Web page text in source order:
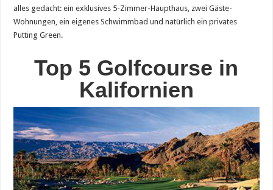
alles gedacht: ein exklusives 5-Zimmer-Haupthaus, zwei Gäste-
Wohnungen, ein eigenes Schwimmbad und natürlich ein privates
Putting Green.
Top 5 Golfcourse in
Kalifornien